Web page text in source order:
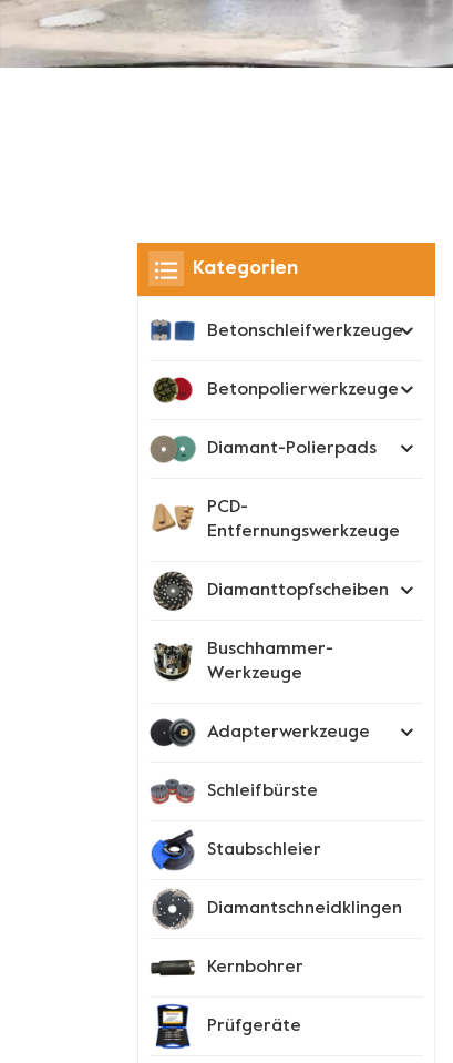
Kategorien
Betonschleifwerkzeuge
Betonpolierwerkzeuge
Diamant-Polierpads
PCD-
Entfernungswerkzeuge
Diamanttopfscheiben
Buschhammer-
Werkzeuge
Adapterwerkzeuge
Schleifbürste
Staubschleier
Diamantschneidklingen
Kernbohrer
Prüfgeräte